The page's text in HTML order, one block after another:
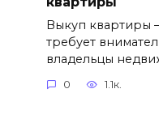
Выкуп квартиры
требует
владельцы
0 1.1к.